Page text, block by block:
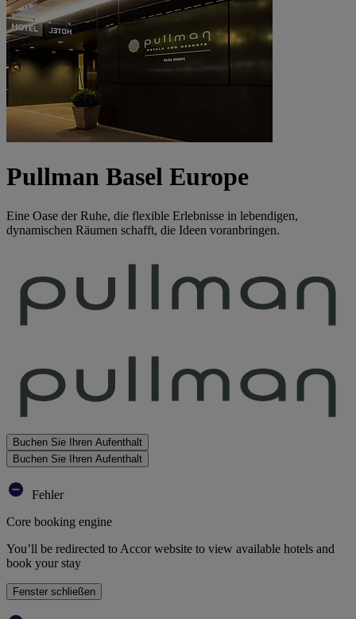
Pullman Basel Europe
Eine Oase der Ruhe, die flexible Erlebnisse in lebendigen,
dynamischen Räumen schafft, die Ideen voranbringen.
Buchen Sie Ihren Aufenthalt
Buchen Sie Ihren Aufenthalt
Fehler
Core booking engine
You’ll be redirected to Accor website to view available hotels and
book your stay
Fenster schließen